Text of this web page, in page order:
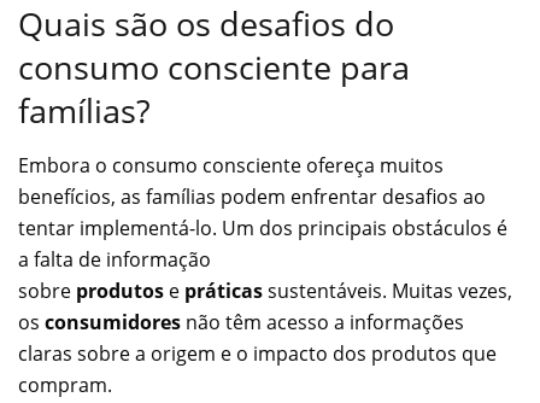
Quais são os desafios do
consumo consciente para
famílias?
Embora o consumo consciente ofereça muitos
benefícios, as famílias podem enfrentar desafios ao
tentar implementá-lo. Um dos principais obstáculos é
a falta de informação
sobre produtos e práticassustentáveis. Muitas vezes,
os consumidores não têm acesso a informações
claras sobre a origem e o impacto dos produtos que
compram.